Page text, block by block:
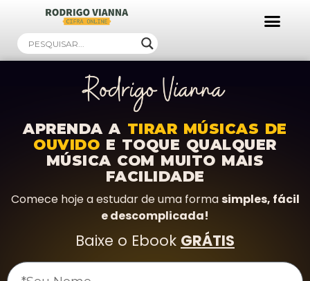
APRENDA A TIRAR MÚSICAS DE
OUVIDO E TOQUE QUALQUER
MÚSICA COM MUITO MAIS
FACILIDADE
Comece hoje a estudar de uma formasimples, fácil
e descomplicada!
Baixe o Ebook GRÁTIS